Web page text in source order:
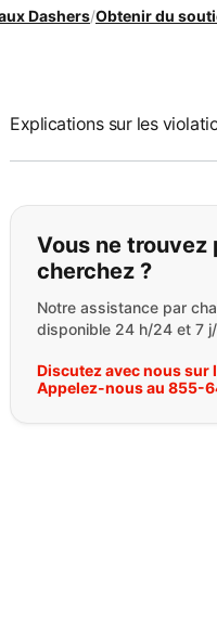
Dashers/Obtenir du
Explications sur les
Si vous ne
Vous ne trouvez
cherchez ?
Notre assistance par
disponible 24 h/24 et 7
Discutez avec nous sur
Appelez-nous au 855-